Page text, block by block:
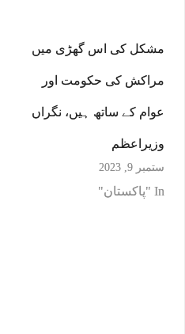
مشکل کی اس گھڑی میں
مراکش کی حکومت اور
عوام کے ساتھ ہیں، نگراں
وزیراعظم
ستمبر 9, 2023
In "پاکستان"